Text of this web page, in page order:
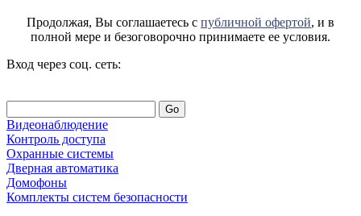
Продолжая, Вы соглашаетесь с публичной офертой, и в
полной мере и безоговорочно принимаете ее условия.
Вход через соц. сеть:
Go
Видеонаблюдение
Контроль доступа
Охранные системы
Дверная автоматика
Домофоны
Комплекты систем безопасности